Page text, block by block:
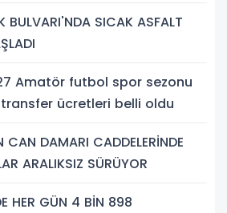
BULVARI'NDA SICAK ASFALT
futbol spor sezonu
ücretleri belli oldu
CAN DAMARI CADDELERİNDE
ARALIKSIZ SÜRÜYOR
HER GÜN 4 BİN 898